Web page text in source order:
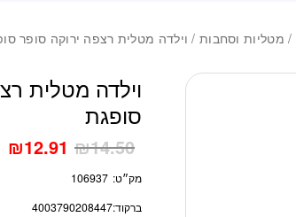
/ מטליות וסחבות / וילדה מטלית רצפה ירוקה סופר
וילדה מטלית
סופגת
₪14.50
₪12.91
מק״ט: 106937
ברקוד:4003790208447